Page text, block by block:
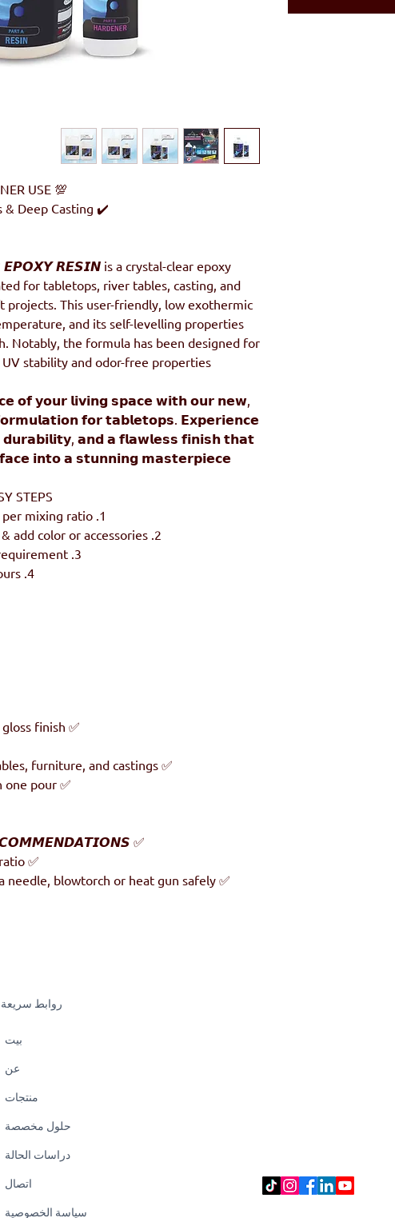
💯 SUITABLE FOR BEGINNER USE 💯
✔️ SUITABLE for Table Tops & Deep Casting!
𝙍𝙀𝙎𝙄𝙉 is a crystal-clear epoxy
for tabletops, river tables, casting, and
projects. This user-friendly, low exothermic
and its self-levelling properties
Notably, the formula has been designed for
stability and odor-free properties.
𝗼𝗳 𝘆𝗼𝘂𝗿 𝗹𝗶𝘃𝗶𝗻𝗴 𝘀𝗽𝗮𝗰𝗲 𝘄𝗶𝘁𝗵 𝗼𝘂𝗿 𝗻𝗲𝘄,
𝗳𝗼𝗿 𝘁𝗮𝗯𝗹𝗲𝘁𝗼𝗽𝘀. 𝗘𝘅𝗽𝗲𝗿𝗶𝗲𝗻𝗰𝗲
𝗱𝘂𝗿𝗮𝗯𝗶𝗹𝗶𝘁𝘆, 𝗮𝗻𝗱 𝗮 𝗳𝗹𝗮𝘄𝗹𝗲𝘀𝘀 𝗳𝗶𝗻𝗶𝘀𝗵 𝘁𝗵𝗮𝘁
𝗶𝗻𝘁𝗼 𝗮 𝘀𝘁𝘂𝗻𝗻𝗶𝗻𝗴 𝗺𝗮𝘀𝘁𝗲𝗿𝗽𝗶𝗲𝗰𝗲.
1. Mix Resin & Hardener as per mixing ratio
2. Mix well for 2-3 minutes & add color or accessories
3. Use it per your creative requirement
4. Leave it to cure for 24 hours
✅ Crystal clear, ultra – high gloss finish
✅ Suitable for resin river tables, furniture, and castings
✅ Deep cast up to 50mm in one pour
✅ Nontoxic once cured 𝙍𝙀𝘾𝙊𝙈𝙈𝙀𝙉𝘿𝘼𝙏𝙄𝙊𝙉𝙎
✅ Do not alter the mixing ratio.
✅ To remove bubbles use a needle, blowtorch or heat gun safely.
روابط سريعة
بيت
عن
منتجات
حلول مخصصة
دراسات الحالة
اتصال
سياسة الخصوصية